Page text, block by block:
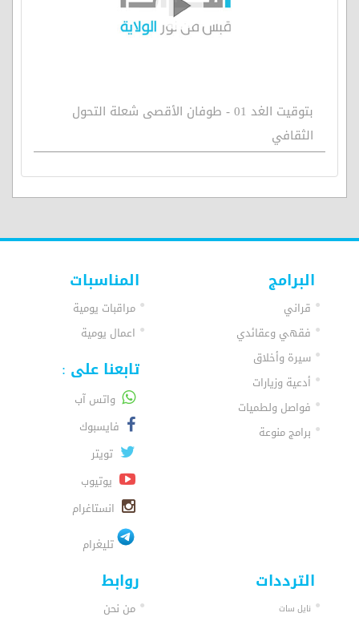
بتوقيت الغد 01 - طوفان الأقصى شعلة التحول
الثقافي
البرامج
قراني
فقهي وعقائدي
سيرة وأخلاق
أدعية وزيارات
فواصل ولطميات
برامج منوعة
المناسبات
مراقبات يومية
اعمال يومية
تابعنا على :
واتس آب
فايسبوك
تويتر
يوتيوب
انستاغرام
تليغرام
الترددات
نايل سات
روابط
من نحن